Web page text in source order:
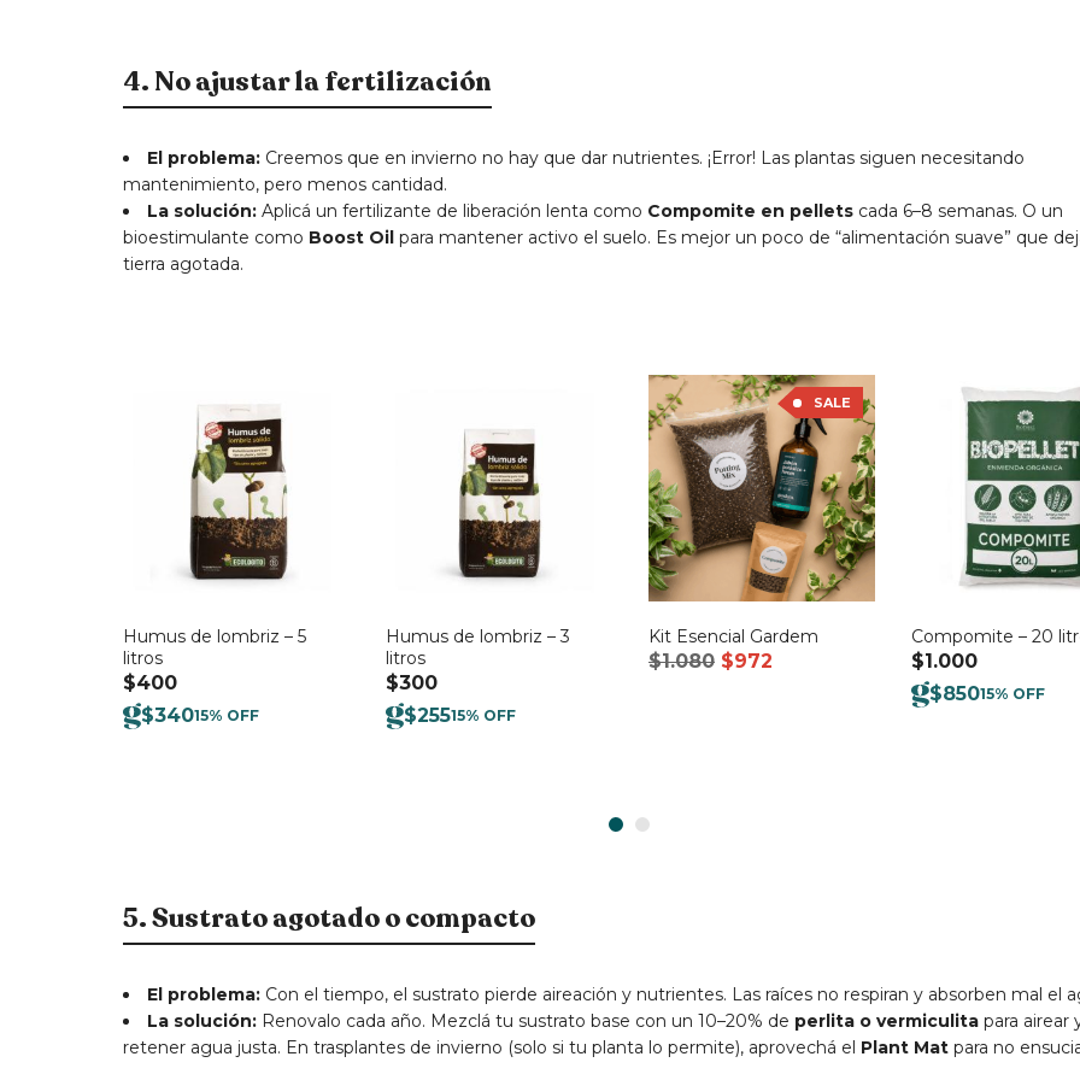
4. No ajustar la fertilización
El problema: Creemos que en invierno no hay que dar nutrientes. ¡Error! Las plantas siguen necesitando
mantenimiento, pero menos cantidad.
La solución: Aplicá un fertilizante de liberación lenta como Compomite en pellets cada 6–8 semanas. O un
bioestimulante como Boost Oil para mantener activo el suelo. Es mejor un poco de “alimentación suave” que
tierra agotada.
Humus de lombriz – 5
litros
$400
$34015% OFF
Humus de lombriz – 3
litros
$300
$25515% OFF
SALE
Kit Esencial Gardem
$1.080 El
$972
Compomite – 20
$1.000
$85015% OFF
5. Sustrato agotado o compacto
El problema: Con el tiempo, el sustrato pierde aireación y nutrientes. Las raíces no respiran y absorben mal el
La solución: Renovalo cada año. Mezclá tu sustrato base con un 10–20% de perlita o vermiculita para airear
retener agua justa. En trasplantes de invierno (solo si tu planta lo permite), aprovechá el Plant Mat para no